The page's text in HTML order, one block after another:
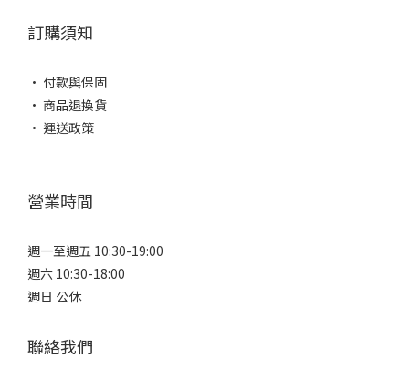
訂購須知
• 付款與保固
• 商品退換貨
• 運送政策
營業時間
週一至週五 10:30-19:00
週六 10:30-18:00
週日 公休
聯絡我們